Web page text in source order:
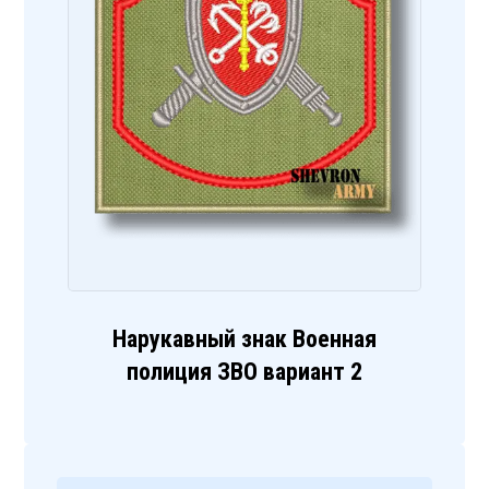
Нарукавный знак Военная
полиция ЗВО вариант 2